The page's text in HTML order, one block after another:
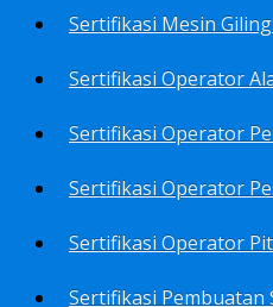
Sertifikasi Mesin Giling